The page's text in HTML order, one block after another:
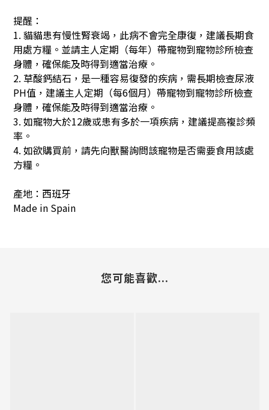
提醒：
1. 貓貓患有慢性腎衰竭，此病不會完全康復，建議長期食
用處方糧。並請主人定期（每年）帶寵物到寵物診所檢查
身體，確保能及時得到適當治療。
2. 草酸鈣結石，是一種容易復發的疾病，需長期檢查尿液
PH值，建議主人定期（每6個月）帶寵物到寵物診所檢查
身體，確保能及時得到適當治療。
3. 如寵物大於12歲或患有多於一項疾病，建議提高複診頻
率。
4. 如欲購買前，請先向獸醫詢問該寵物是否需要食用該處
方糧。
產地：西班牙
Made in Spain
您可能喜歡...